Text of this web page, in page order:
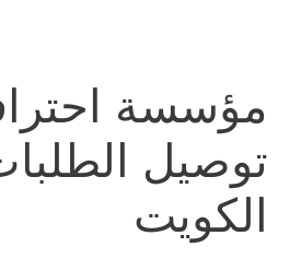
مؤسسة
توصيل
الكويت